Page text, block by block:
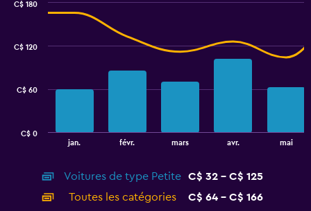
Combination
displaying
categories.
jan. févr. mars avr. mai
C$ 0
C$ 60
C$ 120
C$ 180
Voitures de type Petite
C$ 32 - C$ 125
Toutes les catégories
C$ 64 - C$ 166